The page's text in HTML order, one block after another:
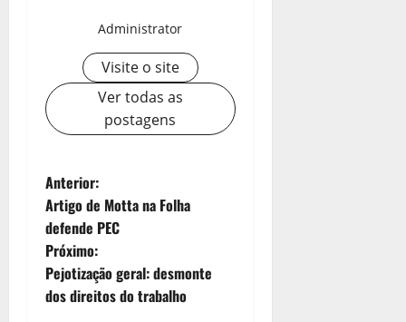
Administrator
Visite o site
Ver todas as
postagens
N
a
v
e
g
Anterior:
Artigo de Motta na Folha
defende PEC
Próximo:
Pejotização geral: desmonte
dos direitos do trabalho